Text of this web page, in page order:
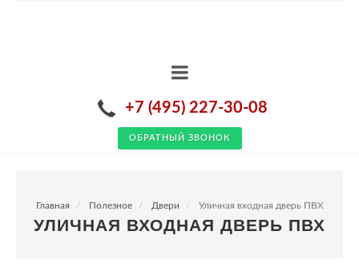
+7 (495) 227-30-08
ОБРАТНЫЙ ЗВОНОК
Главная Полезное Двери Уличная входная дверь ПВХ
УЛИЧНАЯ ВХОДНАЯ ДВЕРЬ ПВХ